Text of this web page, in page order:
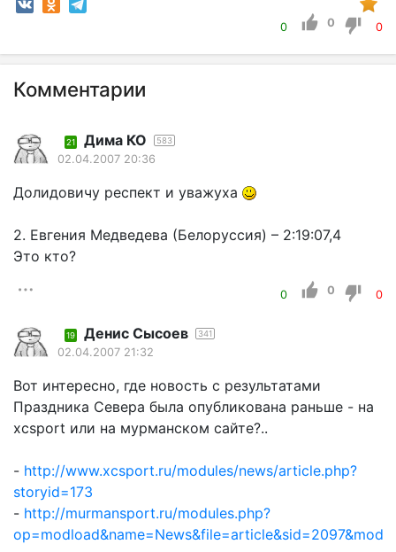
0 0 0
Комментарии
21 Дима КО 583
02.04.2007 20:36
Долидовичу респект и уважуха
2. Евгения Медведева (Белоруссия) – 2:19:07,4
Это кто?
0 0 0
19 Денис Сысоев 341
02.04.2007 21:32
Вот интересно, где новость с результатами
Праздника Севера была опубликована раньше - на
xcsport или на мурманском сайте?..
- http://www.xcsport.ru/modules/news/article.php?
storyid=173
- http://murmansport.ru/modules.php?